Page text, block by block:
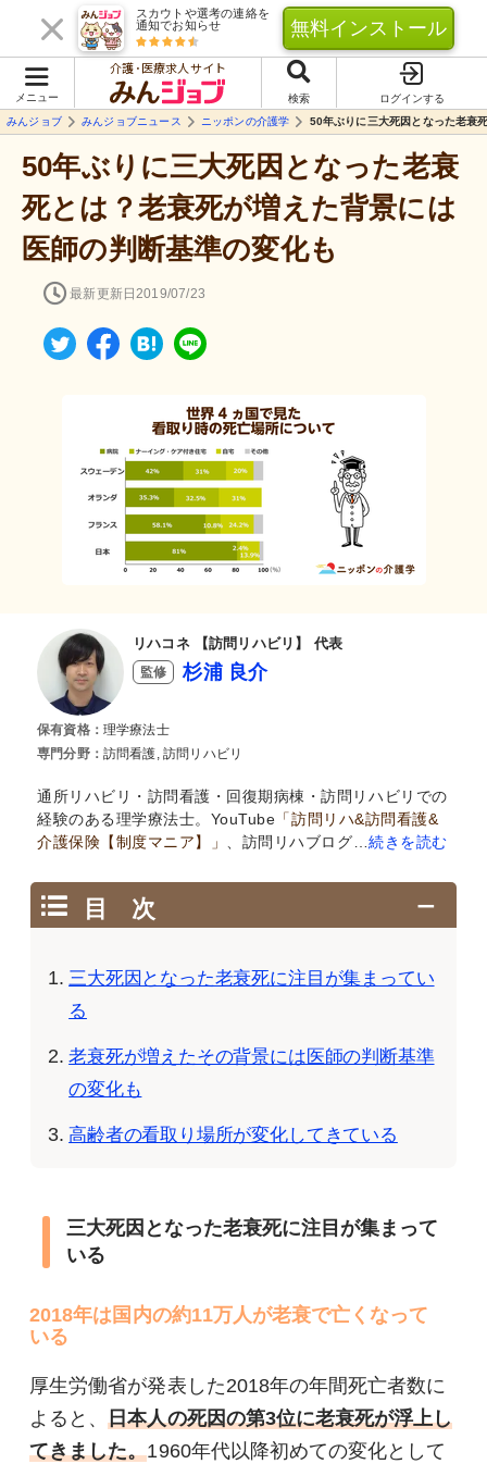
スカウトや選考の連絡を
通知でお知らせ
無料インストール
メニュー
介護･医療求人サイト
検索
ログインする
みんジョブ
みんジョブニュース ニッポンの介護学 50年ぶりに三大死因となった老衰
50年ぶりに三大死因となった老衰
死とは？老衰死が増えた背景には
医師の判断基準の変化も
最新更新日2019/07/23
リハコネ 【訪問リハビリ】 代表
監修 杉浦 良介
保有資格： 理学療法士
専門分野： 訪問看護, 訪問リハビリ
通所リハビリ・訪問看護・回復期病棟・訪問リハビリでの
経験のある理学療法士。YouTube 「訪問リハ&訪問看護&
介護保険【制度マニア】」
、訪問リハブログ…続きを読む
目 次
三大死因となった老衰死に注目が集まってい
る
老衰死が増えたその背景には医師の判断基準
の変化も
高齢者の看取り場所が変化してきている
三大死因となった老衰死に注目が集まって
いる
2018年は国内の約11万人が老衰で亡くなって
いる
厚生労働省が発表した2018年の年間死亡者数に
よると、日本人の死因の第3位に老衰死が浮上し
てきました。1960年代以降初めての変化として